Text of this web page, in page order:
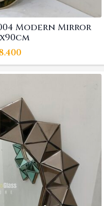
004 Modern Mirror